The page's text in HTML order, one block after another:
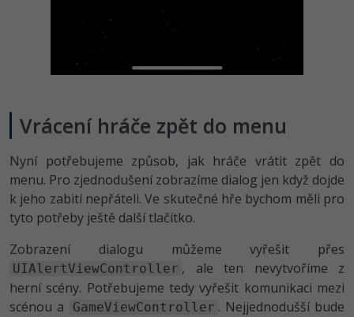
Vrácení hráče zpět do menu
Nyní potřebujeme způsob, jak hráče vrátit zpět do
menu. Pro zjednodušení zobrazíme dialog jen když dojde
k jeho zabití nepřáteli. Ve skutečné hře bychom měli pro
tyto potřeby ještě další tlačítko.
Zobrazení dialogu můžeme vyřešit přes
UIAlertViewController , ale ten nevytvoříme z
herní scény. Potřebujeme tedy vyřešit komunikaci mezi
scénou a
GameViewController . Nejjednodušší bude